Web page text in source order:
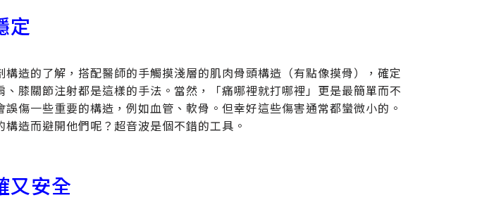
定
造的了解，搭配醫師的手觸摸淺層的肌肉骨頭構造（有點像摸骨），確定
膝關節注射都是這樣的手法。當然，「痛哪裡就打哪裡」更是最簡單而不
傷一些重要的構造，例如血管、軟骨。但幸好這些傷害通常都蠻微小的。
造而避開他們呢？超音波是個不錯的工具。
又安全